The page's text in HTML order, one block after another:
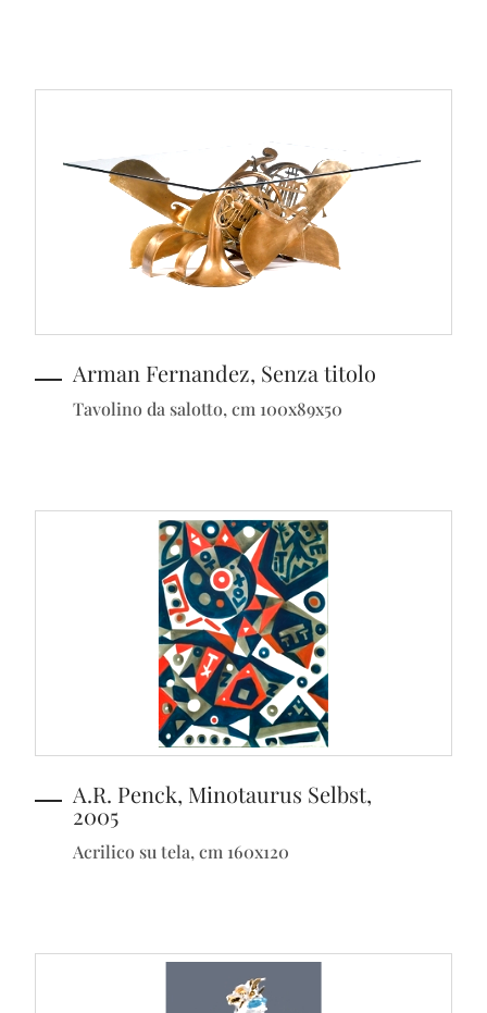
Arman Fernandez, Senza titolo
Tavolino da salotto, cm 100x89x50
A.R. Penck, Minotaurus Selbst,
2005
Acrilico su tela, cm 160x120